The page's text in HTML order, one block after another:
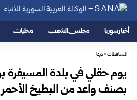
أخبار سوريا مجلس الشعب محليات
المحافظات>درعا
يوم حقلي في بلدة المسيفرة
بصنف واعد من البطيخ الأحمر